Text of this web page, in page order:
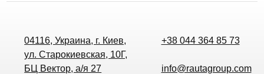
04116, Украина, г. Киев,
ул. Старокиевская, 10Г,
БЦ Вектор, а/я 27
+38 044 364 85 73
info@rautagroup.com